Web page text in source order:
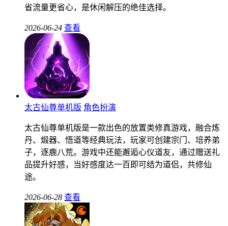
省流量更省心，是休闲解压的绝佳选择。
2026-06-24 查看
太古仙尊单机版 角色扮演
太古仙尊单机版是一款出色的放置类修真游戏，融合炼
丹、煅器、悟道等经典玩法，玩家可创建宗门、培养弟
子，逐鹿八荒。游戏中还能邂逅心仪道友，通过赠送礼
品提升好感，当好感度达一百即可结为道侣，共修仙
途。
2026-06-28 查看